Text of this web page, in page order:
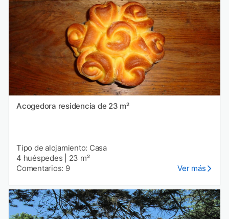
Acogedora residencia de 23 m²
Tipo de alojamiento: Casa
4 huéspedes
23 m²
Comentarios: 9
Ver más